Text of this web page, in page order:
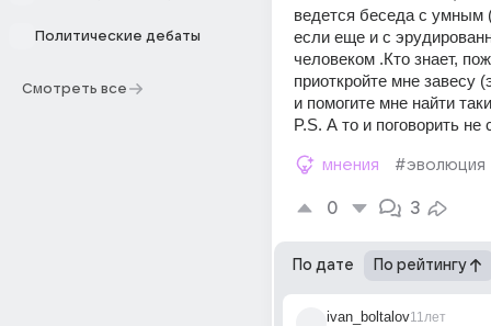
Политические дебаты
Смотреть все
ведется беседа с умным
если еще и с
человеком .Кто знает,
приоткройте мне завесу
и помогите мне найти
P.S. А то и поговорить не
мнения #эволюция
0 3
По дате По рейтингу
ivan_boltalov11лет